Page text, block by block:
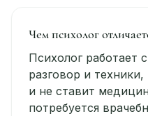
Чем психолог
Психолог работает
разговор и техники,
и не ставит
потребуется